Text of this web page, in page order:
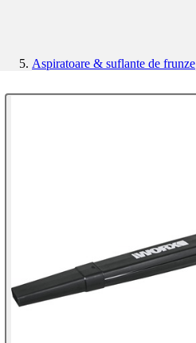
Aspiratoare & suflante de frunze